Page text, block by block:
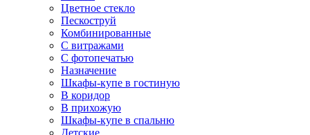
Цветное стекло
Пескоструй
Комбинированные
С витражами
С фотопечатью
Назначение
Шкафы-купе в гостиную
В коридор
В прихожую
Шкафы-купе в спальню
Детские